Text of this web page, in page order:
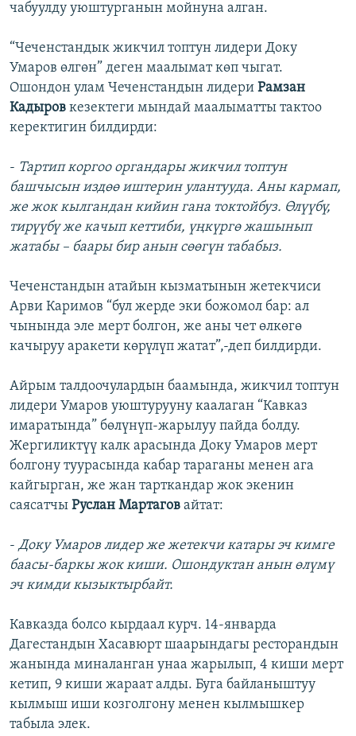
чабуулду уюштурганын мойнуна алган.
“Чеченстандык жикчил топтун лидери Доку
Умаров өлгөн” деген маалымат көп чыгат.
Ошондон улам Чеченстандын лидери Рамзан
Кадыров кезектеги мындай маалыматты тактоо
керектигин билдирди:
- Тартип коргоо органдары жикчил топтун
башчысын издөө иштерин улантууда. Аны кармап,
же жок кылгандан кийин гана токтойбуз. Өлүүбү,
тирүүбү же качып кеттиби, үңкүргө жашынып
жатабы – баары бир анын сөөгүн табабыз.
Чеченстандын атайын кызматынын жетекчиси
Арви Каримов “бул жерде эки божомол бар: ал
чынында эле мерт болгон, же аны чет өлкөгө
качыруу аракети көрүлүп жатат”,-деп билдирди.
Айрым талдоочулардын баамында, жикчил топтун
лидери Умаров уюштурууну каалаган “Кавказ
имаратында” бөлүнүп-жарылуу пайда болду.
Жергиликтүү калк арасында Доку Умаров мерт
болгону туурасында кабар тараганы менен ага
кайгырган, же жан тарткандар жок экенин
саясатчы Руслан Мартагов айтат:
- Доку Умаров лидер же жетекчи катары эч кимге
баасы-баркы жок киши. Ошондуктан анын өлүмү
эч кимди кызыктырбайт.
Кавказда болсо кырдаал курч. 14-январда
Дагестандын Хасавюрт шаарындагы ресторандын
жанында миналанган унаа жарылып, 4 киши мерт
кетип, 9 киши жараат алды. Буга байланыштуу
кылмыш иши козголгону менен кылмышкер
табыла элек.